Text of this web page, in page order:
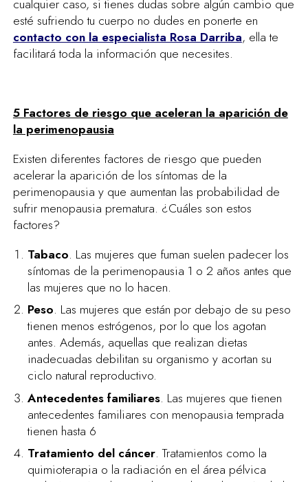
cualquier caso, si tienes dudas sobre algún cambio que
esté sufriendo tu cuerpo no dudes en ponerte en
contacto con la especialista Rosa Darriba, ella te
facilitará toda la información que necesites.
5 Factores de riesgo que aceleran la aparición de
la perimenopausia
Existen diferentes factores de riesgo que pueden
acelerar la aparición de los síntomas de la
perimenopausia y que aumentan las probabilidad de
sufrir menopausia prematura. ¿Cuáles son estos
factores?
Tabaco. Las mujeres que fuman suelen padecer los
síntomas de la perimenopausia 1 o 2 años antes que
las mujeres que no lo hacen.
Peso. Las mujeres que están por debajo de su peso
tienen menos estrógenos, por lo que los agotan
antes. Además, aquellas que realizan dietas
inadecuadas debilitan su organismo y acortan su
ciclo natural reproductivo.
Antecedentes familiares. Las mujeres que tienen
antecedentes familiares con menopausia temprada
tienen hasta 6
Tratamiento del cáncer. Tratamientos como la
quimioterapia o la radiación en el área pélvica